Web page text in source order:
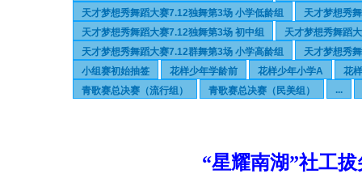
天才梦想秀舞蹈大赛7.12独舞第3场 小学低龄组
天才梦想秀
天才梦想秀舞蹈大赛7.12独舞第3场 初中组
天才梦想秀舞蹈
天才梦想秀舞蹈大赛7.12群舞第3场 小学高龄组
天才梦想秀
小组赛初始抽签
花样少年学龄前 花样少年小学A
花
青歌赛总决赛（流行组）
青歌赛总决赛（民美组） ...
“星耀南湖”社工